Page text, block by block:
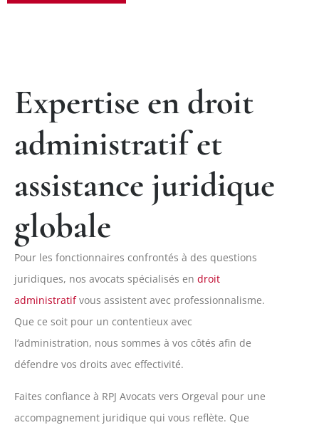
Expertise en droit
administratif et
assistance juridique
globale
Pour les fonctionnaires confrontés à des questions
juridiques, nos avocats spécialisés en droit
administratifvous assistent avec professionnalisme.
Que ce soit pour un contentieux avec
l’administration, nous sommes à vos côtés afin de
défendre vos droits avec effectivité.
Faites confiance à RPJ Avocats vers Orgeval pour une
accompagnement juridique qui vous reflète. Que